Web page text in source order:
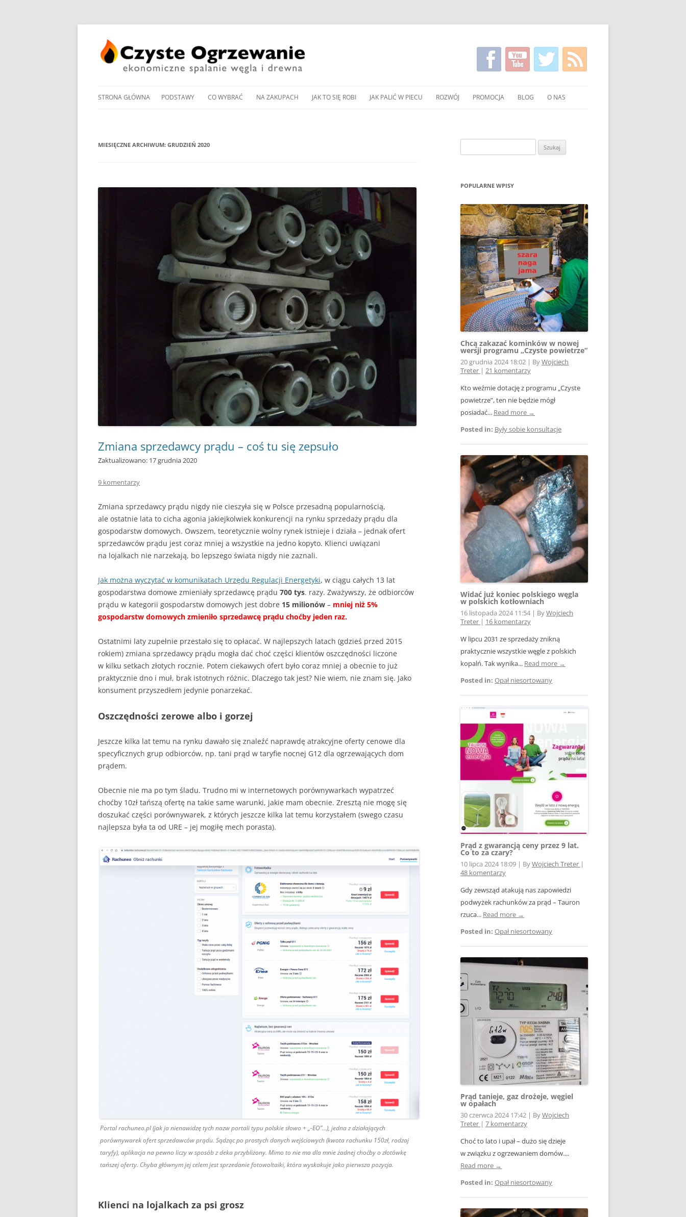
do
STRONA GŁÓWNA PODSTAWY
RODZAJE KOTŁÓW WĘGLOWYCH
MANDAT ZA PALENIE W PIECU –
KIEDY, ZA CO, ILE TO KOSZTUJE
ZAKAZ PALENIA W PIECACH –
GDZIE JEST, GDZIE BĘDZIE, JAK
ŻYĆ?
JAK PALIĆ DREWNEM
JAK PALIĆ KOKSEM
DYM I SADZA A JAKOŚĆ SPALANIA
PODSTAWOWE PARAMETRY
WĘGLA KAMIENNEGO
CAŁA POLSKA CZYTA
ZE ZROZUMIENIEM RACHUNEK
ZA GAZ
DLACZEGO PIEC KOPCI
OGRZAĆ
CO WYBRAĆ
PROMIENNIKI PODCZERWIENI
W OGRZEWANIU MIESZKAŃ
POMPA CIEPŁA POWIETRZNA
CZY GRUNTOWA?
KOMINEK, PIEC – (NIE TYLKO)
REZERWOWE OGRZEWANIE
NOWOCZESNEGO DOMU
POMPA CIEPŁA CZY OGRZEWANIE
GAZOWE
FOTOWOLTAIKA DO OGRZEWANIA
DOMU
NA ZAKUPACH
KOTŁÓW ZASYPOWYCH
NA WĘGIEL I DREWNO
INSTALACJA GRAWITACYJNA –
CZY WARTO WYMIENIAĆ STARE
GRUBE RURY?
JAK CZYTAĆ REKLAMY KOTŁÓW
TANIA, DROGA, POLSKA,
UŻYWANA, PRZERABIANA –
POMPA CIEPŁA W PIĘCIU
SMAKACH
JAK TO SIĘ ROBI
ENERGETYCZNA DOMU
CZYSZCZENIE KOMINA
FOTOWOLTAIKA – JAK
URUCHOMIĆ WŁASNĄ INSTALACJĘ
KROK PO KROKU
PROBLEMY WE WSPÓŁPRACY
FOTOWOLTAIKI Z SIECIĄ
PRĄD STAŁY W FOTOWOLTAICE –
SZCZEGÓŁ W KTÓRYM TKWI
NOWE ZASADY ROZLICZENIA
FOTOWOLTAIKI – JAK ŻYĆ?
EKONOMICZNE OGRZEWANIE
GAZEM
JAK NAPRAWIĆ WENTYLACJĘ W
DOMU
BUFOR DO POMPY CIEPŁA – KIEDY
POTRZEBNY, JAKA POJEMNOŚĆ?
INSTALACJA GRZEWCZA – JAK
TO SIĘ ROBI
ZASYPOWEGO
JAK PALIĆ W PIECU
JAK PALIĆ W PIECU KAFLOWYM
JAK PALIĆ W KOMINKU
ROZPALANIE OD GÓRY –
ROZPALANIE OD GÓRY – PYTANIA
I ODPOWIEDZI
W POGONI ZA CIEPŁEM
WYBUCHY W KOTLE
JAK POZBYĆ SIĘ SMOŁY I SADZY
POŻAR KOMINA – UNIKAJ GO JAK
OGNIA. PRZYCZYNA
I ZAPOBIEGANIE
KOROZJA NISKOTEMPERATUROWA
ROZWÓJ
SPALANIE WĘGLA I DREWNA
PROMOCJA
POKAZY EKONOMICZNEGO
ULOTKI I PLAKATY
O PALENIU BEZ DYMU W MEDIACH
BLOG O NAS
MIESIĘCZNE ARCHIWUM: GRUDZIEŃ 2020
Zmiana sprzedawcy prądu – coś tu się zepsuło
Zaktualizowano: 17 grudnia 2020
9 komentarzy
Zmiana sprzedawcy prądu nigdy nie cieszyła się w Polsce przesadną popularnością,
ale ostatnie lata to cicha agonia jakiejkolwiek konkurencji na rynku sprzedaży prądu dla
gospodarstw domowych. Owszem, teoretycznie wolny rynek istnieje i działa – jednak ofert
sprzedawców prądu jest coraz mniej a wszystkie na jedno kopyto. Klienci uwiązani
na lojalkach nie narzekają, bo lepszego świata nigdy nie zaznali.
Jak można wyczytać w komunikatach Urzędu Regulacji Energetyki, w ciągu całych 13 lat
gospodarstwa domowe zmieniały sprzedawcę prądu 700 tys. razy. Zważywszy, że odbiorców
prądu w kategorii gospodarstw domowych jest dobre 15 milionów – mniej niż 5%
gospodarstw domowych zmieniło sprzedawcę prądu choćby jeden raz.
Ostatnimi laty zupełnie przestało się to opłacać. W najlepszych latach (gdzieś przed 2015
rokiem) zmiana sprzedawcy prądu mogła dać choć części klientów oszczędności liczone
w kilku setkach złotych rocznie. Potem ciekawych ofert było coraz mniej a obecnie to już
praktycznie dno i muł, brak istotnych różnic. Dlaczego tak jest? Nie wiem, nie znam się. Jako
konsument przyszedłem jedynie ponarzekać.
Oszczędności zerowe albo i gorzej
Jeszcze kilka lat temu na rynku dawało się znaleźć naprawdę atrakcyjne oferty cenowe dla
specyficznych grup odbiorców, np. tani prąd w taryfie nocnej G12 dla ogrzewających dom
prądem.
Obecnie nie ma po tym śladu. Trudno mi w internetowych porównywarkach wypatrzeć
choćby 10zł tańszą ofertę na takie same warunki, jakie mam obecnie. Zresztą nie mogę się
doszukać części porównywarek, z których jeszcze kilka lat temu korzystałem (swego czasu
najlepsza była ta od URE – jej mogiłę mech porasta).
Portal rachuneo.pl (jak ja nienawidzę tych nazw portali typu polskie słowo + „-EO”…), jedna z działających
porównywarek ofert sprzedawców prądu. Sądząc po prostych danych wejściowych (kwota rachunku 150zł, rodzaj
taryfy), aplikacja na pewno liczy w sposób z deka przybliżony. Mimo to nie ma dla mnie żadnej choćby o złotówkę
tańszej oferty. Chyba głównym jej celem jest sprzedanie fotowoltaiki, która wyskakuje jako pierwsza pozycja.
Klienci na lojalkach za psi grosz
POPULARNE WPISY
Chcą zakazać kominków w nowej
wersji programu „Czyste powietrze”
20 grudnia 2024 18:02 | ByWojciech
Treter | 21 komentarzy
Kto weźmie dotację z programu „Czyste
powietrze”, ten nie będzie mógł
posiadać... Read more →
Posted in: Były sobie konsultacje
Widać już koniec polskiego węgla
w polskich kotłowniach
16 listopada 2024 11:54 | ByWojciech
Treter | 16 komentarzy
W lipcu 2031 ze sprzedaży znikną
praktycznie wszystkie węgle z polskich
kopalń. Tak wynika... Read more →
Posted in: Opał niesortowany
Prąd z gwarancją ceny przez 9 lat.
Co to za czary?
10 lipca 2024 18:09 | ByWojciech Treter |
48 komentarzy
Gdy zewsząd atakują nas zapowiedzi
podwyżek rachunków za prąd – Tauron
rzuca... Read more →
Posted in: Opał niesortowany
Prąd tanieje, gaz drożeje, węgiel
w opałach
30 czerwca 2024 17:42 | ByWojciech
Treter | 7 komentarzy
Choć to lato i upał – dużo się dzieje
w związku z ogrzewaniem domów....
Read more →
Posted in: Opał niesortowany